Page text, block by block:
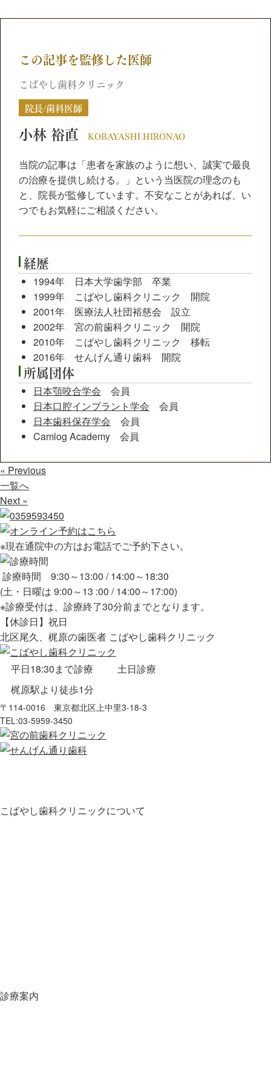
この記事を監修した医師
こばやし歯科クリニック
院長/歯科医師
小林 裕直 KOBAYASHI HIRONAO
当院の記事は「患者を家族のように想い、誠実で最良
の治療を提供し続ける。」という当医院の理念のも
と、院長が監修しています。不安なことがあれば、い
つでもお気軽にご相談ください。
経歴
1994年 日本大学歯学部 卒業
1999年 こばやし歯科クリニック 開院
2001年 医療法人社団裕慈会 設立
2002年 宮の前歯科クリニック 開院
2010年 こばやし歯科クリニック 移転
2016年 せんげん通り歯科 開院
所属団体
日本顎咬合学会 会員
日本口腔インプラント学会 会員
日本歯科保存学会 会員
Camlog Academy 会員
« Previous
一覧へ
Next »
※現在通院中の方はお電話でご予約下さい。
診療時間 9:30～13:00 / 14:00～18:30
(土・日曜は 9:00～13 :00 / 14:00～17:00)
※診療受付は、診療終了30分前までとなります。
【休診日】祝日
北区尾久、梶原の歯医者 こばやし歯科クリニック
平日18:30まで診療
土日診療
梶原駅より徒歩1分
〒114-0016 東京都北区上中里3-18-3
TEL:03-5959-3450
こばやし歯科クリニックについて
診療案内